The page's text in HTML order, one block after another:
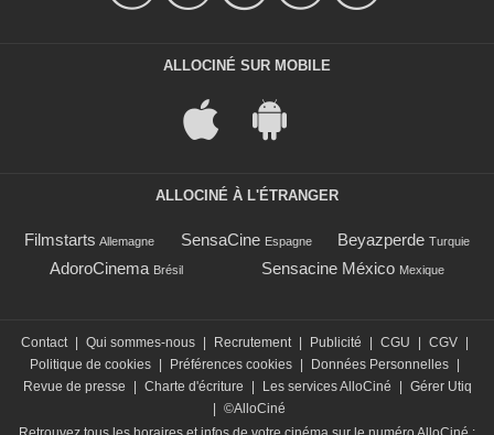
ALLOCINÉ SUR MOBILE
ALLOCINÉ À L'ÉTRANGER
Filmstarts Allemagne SensaCine Espagne Beyazperde Turquie
AdoroCinema Brésil Sensacine México Mexique
Contact | Qui sommes-nous | Recrutement | Publicité | CGU | CGV |
Politique de cookies | Préférences cookies | Données Personnelles |
Revue de presse
| Charte d'écriture | Les services AlloCiné | Gérer Utiq
| ©AlloCiné